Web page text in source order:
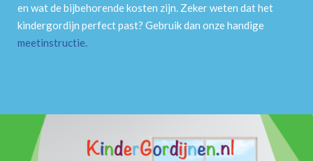
en wat de bijbehorende kosten zijn. Zeker weten dat het
kindergordijn perfect past? Gebruik dan onze handige
meetinstructie.